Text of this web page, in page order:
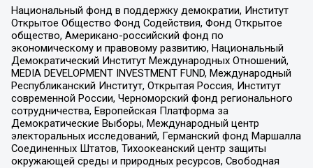
Национальный фонд в поддержку демократии, Институт
Открытое Общество Фонд Содействия, Фонд Открытое
общество, Американо-российский фонд по
экономическому и правовому развитию, Национальный
Демократический Институт Международных Отношений,
MEDIA DEVELOPMENT INVESTMENT FUND, Международный
Республиканский Институт, Открытая Россия, Институт
современной России, Черноморский фонд регионального
сотрудничества, Европейская Платформа за
Демократические Выборы, Международный центр
электоральных исследований, Германский фонд Маршалла
Соединенных Штатов, Тихоокеанский центр защиты
окружающей среды и природных ресурсов, Свободная